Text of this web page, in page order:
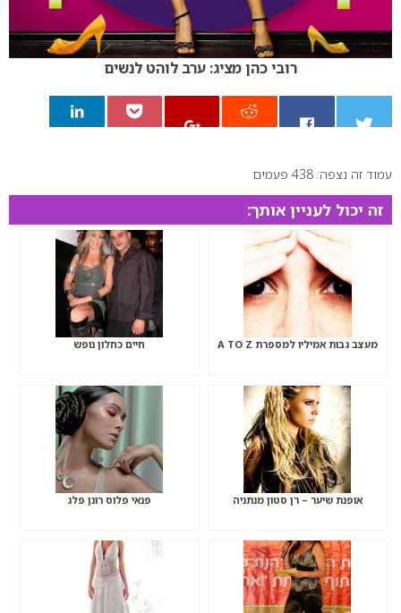
רובי כהן מציג: ערב לוהט לנשים
0עמוד זה נצפה: 438 פעמים
זה יכול לעניין אותך:
מעצב גבות אמיליו למספרת A TO Z חיים כחלון נופש
אופנת שיער – רן סטון מנתניה פנאי פלוס רונן פלג